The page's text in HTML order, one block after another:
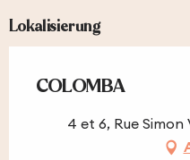
Lokalisierung
COLOMBA
4 et 6, Rue Simon